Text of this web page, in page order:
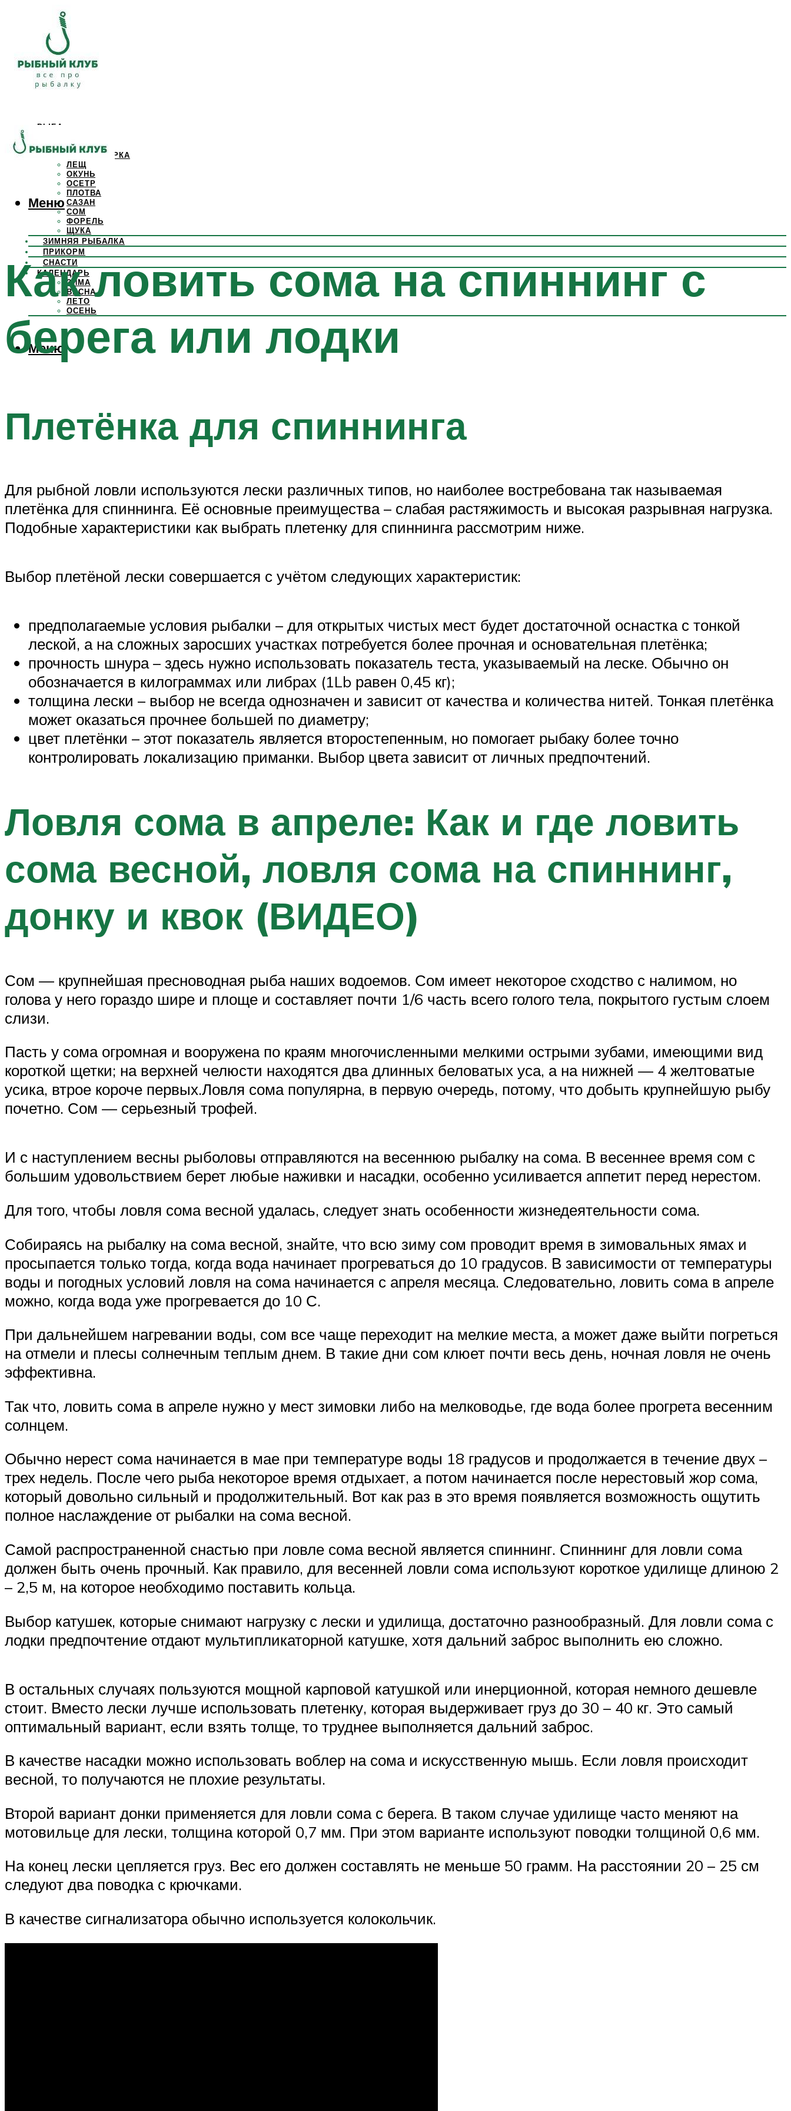
РЫБА
КАРП
КРАСНОПЕРКА
ЛЕЩ
ОКУНЬ
ОСЕТР
ПЛОТВА
САЗАН
СОМ
ФОРЕЛЬ
ЩУКА
ЗИМНЯЯ РЫБАЛКА
ПРИКОРМ
СНАСТИ
КАЛЕНДАРЬ
ЗИМА
ВЕСНА
ЛЕТО
ОСЕНЬ
Меню
Меню
Как ловить сома на спиннинг с
берега или лодки
Плетёнка для спиннинга
Для рыбной ловли используются лески различных типов, но наиболее востребована так называемая
плетёнка для спиннинга. Её основные преимущества – слабая растяжимость и высокая разрывная нагрузка.
Подобные характеристики как выбрать плетенку для спиннинга рассмотрим ниже.
Выбор плетёной лески совершается с учётом следующих характеристик:
предполагаемые условия рыбалки – для открытых чистых мест будет достаточной оснастка с тонкой
леской, а на сложных заросших участках потребуется более прочная и основательная плетёнка;
прочность шнура – здесь нужно использовать показатель теста, указываемый на леске. Обычно он
обозначается в килограммах или либрах (1Lb равен 0,45 кг);
толщина лески – выбор не всегда однозначен и зависит от качества и количества нитей. Тонкая плетёнка
может оказаться прочнее большей по диаметру;
цвет плетёнки – этот показатель является второстепенным, но помогает рыбаку более точно
контролировать локализацию приманки. Выбор цвета зависит от личных предпочтений.
Ловля сома в апреле: Как и где ловить
сома весной, ловля сома на спиннинг,
донку и квок (ВИДЕО)
Сом — крупнейшая пресноводная рыба наших водоемов. Сом имеет некоторое сходство с налимом, но
голова у него гораздо шире и площе и составляет почти 1/6 часть всего голого тела, покрытого густым слоем
слизи.
Пасть у сома огромная и вооружена по краям многочисленными мелкими острыми зубами, имеющими вид
короткой щетки; на верхней челюсти находятся два длинных беловатых уса, а на нижней — 4 желтоватые
усика, втрое короче первых.Ловля сома популярна, в первую очередь, потому, что добыть крупнейшую рыбу
почетно. Сом — серьезный трофей.
И с наступлением весны рыболовы отправляются на весеннюю рыбалку на сома. В весеннее время сом с
большим удовольствием берет любые наживки и насадки, особенно усиливается аппетит перед нерестом.
Для того, чтобы ловля сома весной удалась, следует знать особенности жизнедеятельности сома.
Собираясь на рыбалку на сома весной, знайте, что всю зиму сом проводит время в зимовальных ямах и
просыпается только тогда, когда вода начинает прогреваться до 10 градусов. В зависимости от температуры
воды и погодных условий ловля на сома начинается с апреля месяца. Следовательно, ловить сома в апреле
можно, когда вода уже прогревается до 10 С.
При дальнейшем нагревании воды, сом все чаще переходит на мелкие места, а может даже выйти погреться
на отмели и плесы солнечным теплым днем. В такие дни сом клюет почти весь день, ночная ловля не очень
эффективна.
Так что, ловить сома в апреле нужно у мест зимовки либо на мелководье, где вода более прогрета весенним
солнцем.
Обычно нерест сома начинается в мае при температуре воды 18 градусов и продолжается в течение двух –
трех недель. После чего рыба некоторое время отдыхает, а потом начинается после нерестовый жор сома,
который довольно сильный и продолжительный. Вот как раз в это время появляется возможность ощутить
полное наслаждение от рыбалки на сома весной.
Самой распространенной снастью при ловле сома весной является спиннинг. Спиннинг для ловли сома
должен быть очень прочный. Как правило, для весенней ловли сома используют короткое удилище длиною 2
– 2,5 м, на которое необходимо поставить кольца.
Выбор катушек, которые снимают нагрузку с лески и удилища, достаточно разнообразный. Для ловли сома с
лодки предпочтение отдают мультипликаторной катушке, хотя дальний заброс выполнить ею сложно.
В остальных случаях пользуются мощной карповой катушкой или инерционной, которая немного дешевле
стоит. Вместо лески лучше использовать плетенку, которая выдерживает груз до 30 – 40 кг. Это самый
оптимальный вариант, если взять толще, то труднее выполняется дальний заброс.
В качестве насадки можно использовать воблер на сома и искусственную мышь. Если ловля происходит
весной, то получаются не плохие результаты.
Второй вариант донки применяется для ловли сома с берега. В таком случае удилище часто меняют на
мотовильце для лески, толщина которой 0,7 мм. При этом варианте используют поводки толщиной 0,6 мм.
На конец лески цепляется груз. Вес его должен составлять не меньше 50 грамм. На расстоянии 20 – 25 см
следуют два поводка с крючками.
В качестве сигнализатора обычно используется колокольчик.